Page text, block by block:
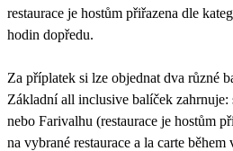
restaurace je hostům přiřazena dle
hodin dopředu.
Za příplatek si lze objednat dva různé
Základní all inclusive balíček
nebo Farivalhu (restaurace je hostům
na vybrané restaurace a la carte